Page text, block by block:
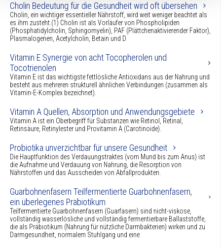
Cholin Bedeutung für die Gesundheit wird oft übersehen
Cholin, ein wichtiger essentieller Nährstoff, wird weit weniger beachtet als
es ihm zusteht.(1) Cholin ist als Vorläufer von Phospholipiden
(Phosphatidylcholin, Sphingomyelin), PAF (Plättchenaktivierender Faktor),
Plasmalogenen, Acetylcholin, Betain und D
Vitamin E Synergie von acht Tocopherolen und
Tocotrienolen
Vitamin E ist das wichtigste fettlösliche Antioxidans aus der Nahrung und
besteht aus mehreren strukturell ähnlichen Verbindungen (zusammen als
Vitamin-E-Komplex bezeichnet).
Vitamin A Quellen, Absorption und Anwendungsgebiete
Vitamin A ist ein Oberbegriff für Substanzen wie Retinol, Retinal,
Retinsäure, Retinylester und Provitamin A (Carotinoide).
Probiotika unverzichtbar für unsere Gesundheit
Die Hauptfunktion des Verdauungstraktes (vom Mund bis zum Anus) ist
die Aufnahme und Verdauung von Nahrung, die Resorption von
Nährstoffen und das Ausscheiden von Abfallprodukten.
Guarbohnenfasern Teilfermentierte Guarbohnenfasern,
ein überlegenes Präbiotikum
Teilfermentierte Guarbohnenfasern (Guarfasern) sind nicht-viskose,
vollständig wasserlösliche und vollständig fermentierbare Ballaststoffe,
die als Präbiotikum (Nahrung für nützliche Darmbakterien) wirken und zu
Darmgesundheit, normalem Stuhlgang und eine